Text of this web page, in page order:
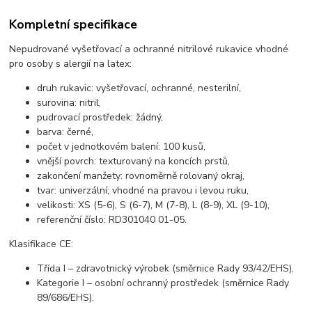
Kompletní specifikace
Nepudrované vyšetřovací a ochranné nitrilové rukavice vhodné
pro osoby s alergií na latex:
druh rukavic: vyšetřovací, ochranné, nesterilní,
surovina: nitril,
pudrovací prostředek: žádný,
barva: černé,
počet v jednotkovém balení: 100 kusů,
vnější povrch: texturovaný na koncích prstů,
zakončení manžety: rovnoměrně rolovaný okraj,
tvar: univerzální; vhodné na pravou i levou ruku,
velikosti: XS (5-6), S (6-7), M (7-8), L (8-9), XL (9-10),
referenční číslo: RD301040 01-05.
Klasifikace CE:
Třída I – zdravotnický výrobek (směrnice Rady 93/42/EHS),
Kategorie I – osobní ochranný prostředek (směrnice Rady
89/686/EHS).